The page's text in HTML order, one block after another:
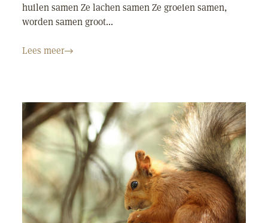
huilen samen Ze lachen samen Ze groeien samen,
worden samen groot...
Lees meer